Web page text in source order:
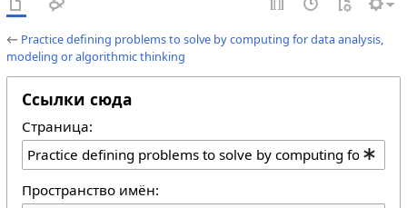
← Practice defining problems to solve by computing for data analysis,
modeling or algorithmic thinking
Ссылки сюда
Страница:
Пространство имён: